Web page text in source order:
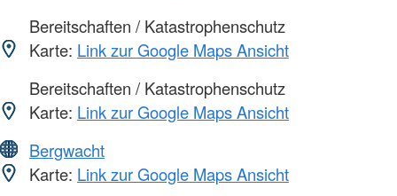
Bereitschaften / Katastrophenschutz
Karte: Link zur Google Maps Ansicht
Bereitschaften / Katastrophenschutz
Karte: Link zur Google Maps Ansicht
Bergwacht
Karte: Link zur Google Maps Ansicht